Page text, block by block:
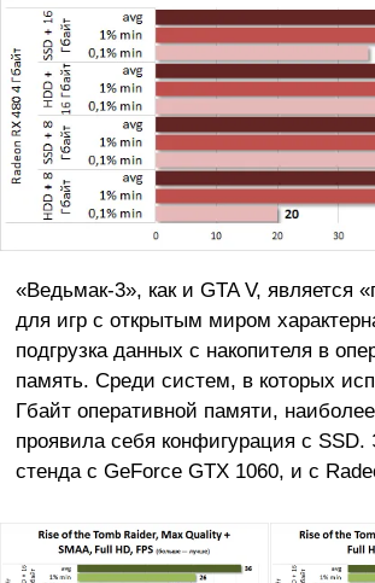
«Ведьмак-3», как и GTA V, является
для игр с открытым миром
подгрузка данных с накопителя в
память. Среди систем, в которых
Гбайт оперативной памяти,
проявила себя конфигурация с SSD.
стенда с GeForce GTX 1060, и с